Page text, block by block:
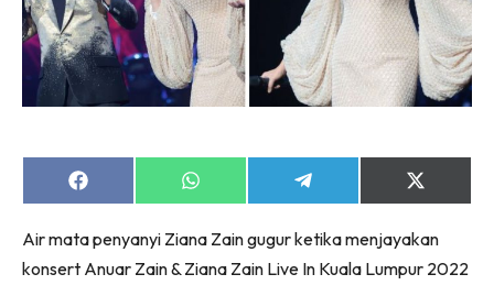
Share
on
Share
on
Share
on
Share
on
(Twitter)
Air mata penyanyi Ziana Zain gugur ketika menjayakan
konsert Anuar Zain & Ziana Zain Live In Kuala Lumpur 2022